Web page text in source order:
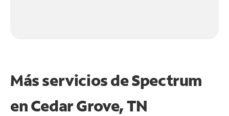
Más servicios de Spectrum
enCedar Grove, TN